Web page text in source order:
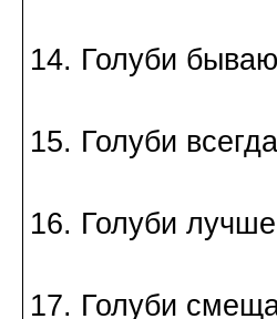
14. Голуби
15. Голуби
16. Голуби
17. Голуби